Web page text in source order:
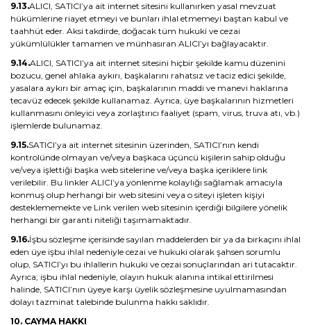
9.13.ALICI, SATICI’ya ait internet sitesini kullanırken yasal mevzuat
hükümlerine riayet etmeyi ve bunları ihlal etmemeyi baştan kabul ve
taahhüt eder. Aksi takdirde, doğacak tüm hukuki ve cezai
yükümlülükler tamamen ve münhasıran ALICI’yı bağlayacaktır.
9.14.ALICI, SATICI’ya ait internet sitesini hiçbir şekilde kamu düzenini
bozucu, genel ahlaka aykırı, başkalarını rahatsız ve taciz edici şekilde,
yasalara aykırı bir amaç için, başkalarının maddi ve manevi haklarına
tecavüz edecek şekilde kullanamaz. Ayrıca, üye başkalarının hizmetleri
kullanmasını önleyici veya zorlaştırıcı faaliyet (spam, virus, truva atı, vb.)
işlemlerde bulunamaz.
9.15.SATICI’ya ait internet sitesinin üzerinden, SATICI’nın kendi
kontrolünde olmayan ve/veya başkaca üçüncü kişilerin sahip olduğu
ve/veya işlettiği başka web sitelerine ve/veya başka içeriklere link
verilebilir. Bu linkler ALICI’ya yönlenme kolaylığı sağlamak amacıyla
konmuş olup herhangi bir web sitesini veya o siteyi işleten kişiyi
desteklememekte ve Link verilen web sitesinin içerdiği bilgilere yönelik
herhangi bir garanti niteliği taşımamaktadır.
9.16.İşbu sözleşme içerisinde sayılan maddelerden bir ya da birkaçını ihlal
eden üye işbu ihlal nedeniyle cezai ve hukuki olarak şahsen sorumlu
olup, SATICI’yı bu ihlallerin hukuki ve cezai sonuçlarından ari tutacaktır.
Ayrıca; işbu ihlal nedeniyle, olayın hukuk alanına intikal ettirilmesi
halinde, SATICI’nın üyeye karşı üyelik sözleşmesine uyulmamasından
dolayı tazminat talebinde bulunma hakkı saklıdır.
10. CAYMA HAKKI